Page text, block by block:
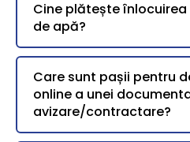
Cine plătește
de apă?
Care sunt pașii pentru
online a unei
avizare/contractare?